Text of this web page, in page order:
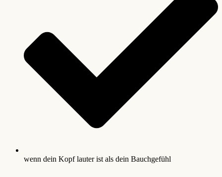
wenn dein Kopf lauter ist als dein Bauchgefühl